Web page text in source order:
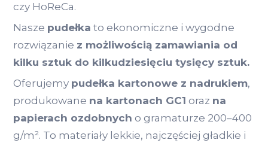
czy HoReCa.
Nasze pudełka to ekonomiczne i wygodne
rozwiązanie z możliwością zamawiania od
kilku sztuk do kilkudziesięciu tysięcy sztuk.
Oferujemy pudełka kartonowe z nadrukiem,
produkowane na kartonach GC1 oraz na
papierach ozdobnych o gramaturze 200–400
g/m². To materiały lekkie, najczęściej gładkie i